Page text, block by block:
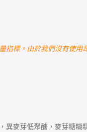
指標。由於我們沒有使用
麥芽低聚醣，麥芽糖糊